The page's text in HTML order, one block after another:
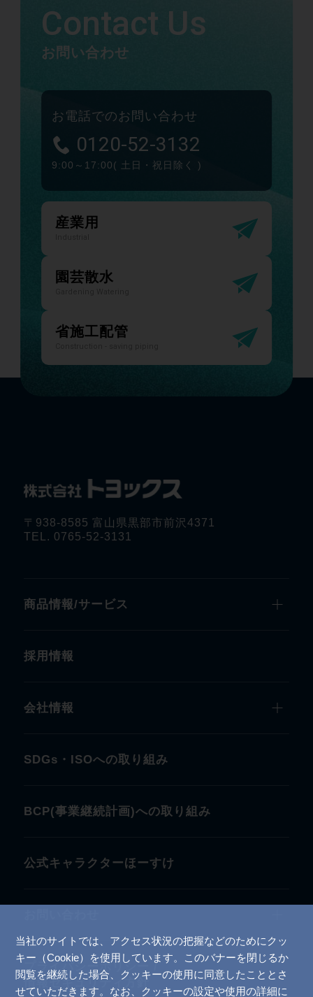
当社のサイトでは、アクセス状況の把握などのためにクッ
キー（Cookie）を使用しています。このバナーを閉じるか
閲覧を継続した場合、クッキーの使用に同意したこととさ
せていただきます。なお、クッキーの設定や使用の詳細に
Contact Us
お問い合わせ
お電話でのお問い合わせ
0120-52-3132
9:00～17:00( 土日・祝日除く )
産業用
園芸散水
省施工配管
〒938-8585 富山県黒部市前沢4371
TEL. 0765-52-3131
商品情報/サービス
採用情報
会社情報
SDGs・ISOへの取り組み
BCP(事業継続計画)への取り組み
公式キャラクターほーすけ
プライバシーポリシー /
情報セキュリティ方針